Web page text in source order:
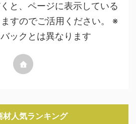
と、ページに表示している
すのでご活用ください。 ※
ックとは異なります
材人気ランキング